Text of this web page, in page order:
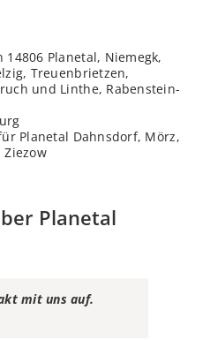
Planetal, Niemegk,
Treuenbrietzen,
und Linthe, Rabenstein-
Planetal Dahnsdorf, Mörz,
Ziezow
Planetal
mit uns auf.